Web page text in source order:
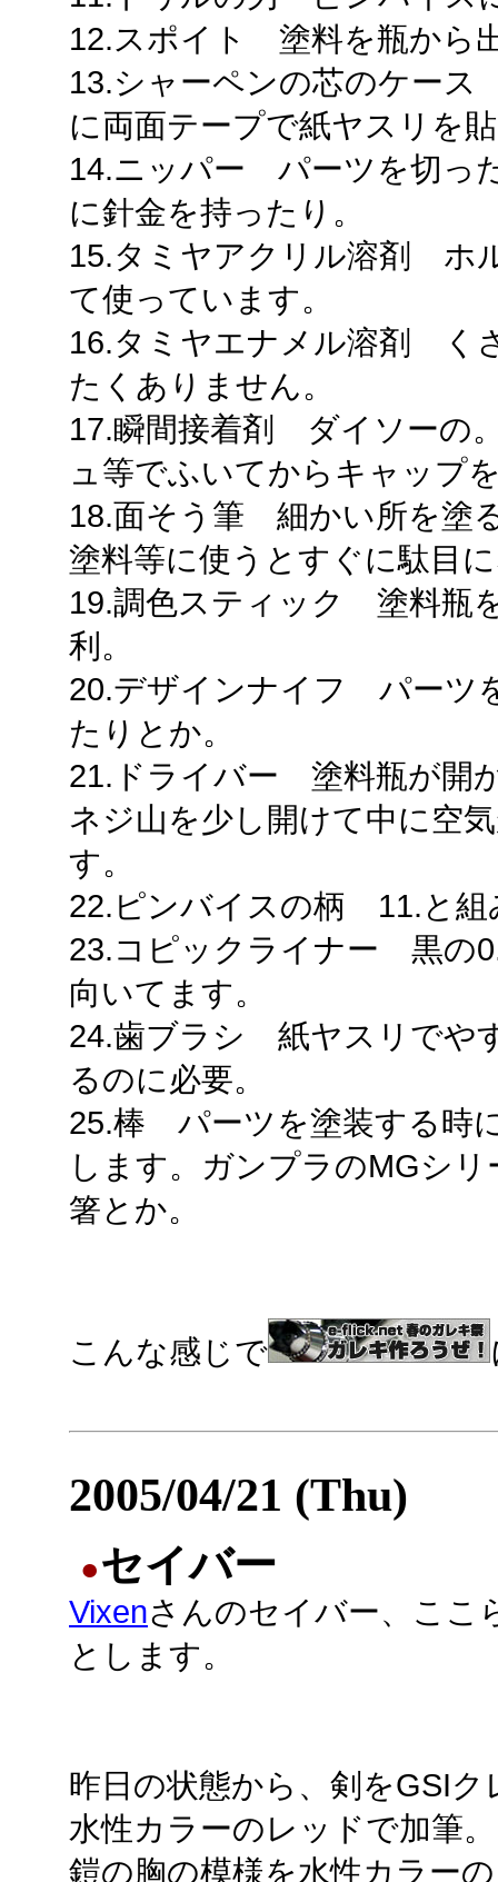
12.スポイト 塗料を瓶から
13.シャーペンの芯のケー
に両面テープで紙ヤスリを
14.ニッパー パーツを切っ
に針金を持ったり。
15.タミヤアクリル溶剤 ホ
て使っています。
16.タミヤエナメル溶剤 く
たくありません。
17.瞬間接着剤 ダイソーの
ュ等でふいてからキャップ
18.面そう筆 細かい所を塗
塗料等に使うとすぐに駄目
19.調色スティック 塗料瓶
利。
20.デザインナイフ パーツ
たりとか。
21.ドライバー 塗料瓶が開
ネジ山を少し開けて中に空
す。
22.ピンバイスの柄 11.と組
23.コピックライナー 黒の
向いてます。
24.歯ブラシ 紙ヤスリでや
るのに必要。
25.棒 パーツを塗装する時
します。ガンプラのMGシ
箸とか。
こんな感じで
2005/04/21 (Thu)
●セイバー
Vixenさんのセイバー、ここ
とします。
昨日の状態から、剣をGSIク
水性カラーのレッドで加筆。
鎧の胸の模様を水性カラー